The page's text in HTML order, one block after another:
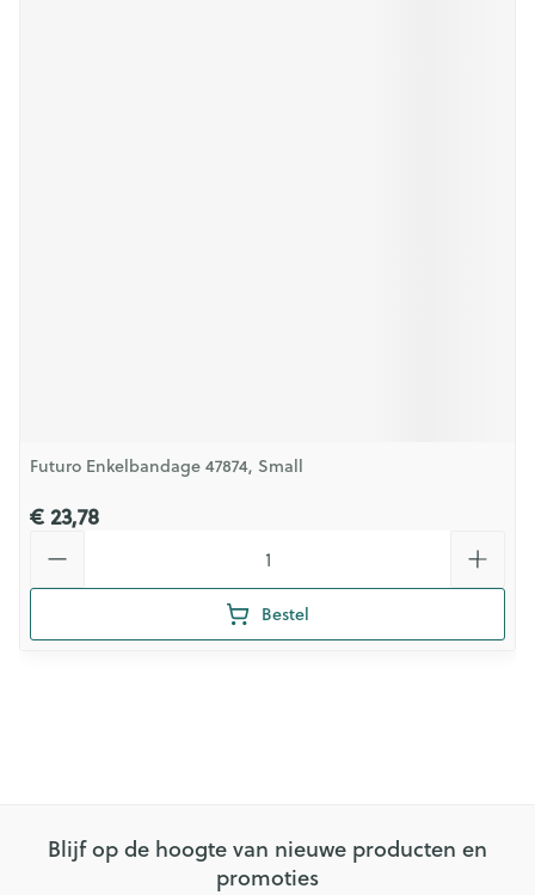
Futuro Enkelbandage 47874, Small
€ 23,78
Bestel
Blijf op de hoogte van nieuwe producten en
promoties